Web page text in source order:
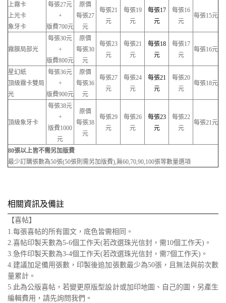
上霧卡
上光卡
象牙卡
每張27元
+
版費700元
原價
每張27
元
每張21
元
每張19
元
每張17
元
每張16
元
每張15元
霧膜局部光
每張30元
+
版費800元
原價
每張30
元
每張23
元
每張21
元
每張18
元
每張17
元
每張16元
星幻紙
頂級霧卡雙局
光
每張36元
+
版費900元
原價
每張36
元
每張27
元
每張24
元
每張21
元
每張20
元
每張18元
頂級象牙卡
每張38元
+
版費1000
元
原價
每張38
元
每張29
元
每張26
元
每張23
元
每張22
元
每張21元
80張以上皆不需另加版費
最少訂購張數為50張(50張則需另加版費),無60,70,90,100張等數量選項
相關資訊及備註
【喜帖】
1. 每張喜帖的所有圖文，底色皆需相同。
2. 喜帖印製天數為5-6個工作天(若改選珠光信封，需10個工作天)。
3. 急件印製天數為3-4個工作天(若改選珠光信封，需7個工作天)。
4. 建議加足備用張數，印製後追加張數最少為50張，且無法與前次數
量累計。
5. 此為公版喜帖，若變更原版型設計或加印地圖、自己的圖，另產生
編輯費用，請先詢問我們。